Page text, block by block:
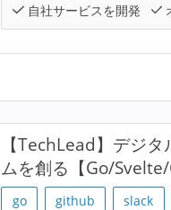
自社サービスを開発
【TechLead】デジ
ムを創る【Go/Svelte/
go github slack